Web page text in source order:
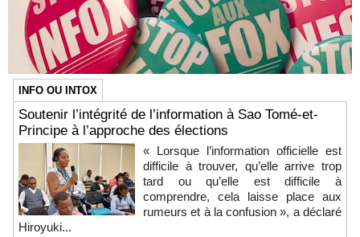
INFO OU INTOX
Soutenir l’intégrité de l’information à Sao Tomé-et-
Principe à l’approche des élections
« Lorsque l’information officielle est
difficile à trouver, qu’elle arrive trop
tard ou qu’elle est difficile à
comprendre, cela laisse place aux
rumeurs et à la confusion », a déclaré
Hiroyuki...